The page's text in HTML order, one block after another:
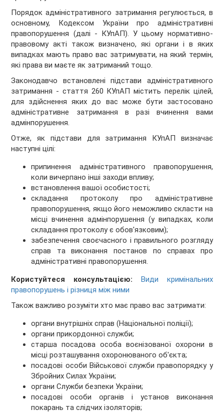
Порядок адміністративного затримання регулюється, в
основному, Кодексом України про адміністративні
правопорушення (далі - КУпАП). У цьому нормативно-
правовому акті також визначено, які органи і в яких
випадках мають право вас затримувати, на який термін,
які права ви маєте як затриманий тощо.
Законодавчо встановлені підстави адміністративного
затримання - стаття 260 КУпАП містить перелік цілей,
для здійснення яких до вас може бути застосовано
адміністративне затримання в разі вчинення вами
адмінпорушення.
Отже, як підстави для затримання КУпАП визначає
наступні цілі:
припинення адміністративного правопорушення,
коли вичерпано інші заходи впливу;
встановлення вашої особистості;
складання протоколу про адміністративне
правопорушення, якщо його неможливо скласти на
місці вчинення адмінпорушення (у випадках, коли
складання протоколу є обов'язковим);
забезпечення своєчасного і правильного розгляду
справ та виконання постанов по справах про
адміністративні правопорушення.
Користуйтеся консультацією:
Види кримінальних
правопорушень і різниця між ними
Також важливо розуміти хто має право вас затримати:
органи внутрішніх справ (Національної поліції);
органи прикордонної служби;
старша посадова особа воєнізованої охорони в
місці розташування охоронюваного об'єкта;
посадові особи Військової служби правопорядку у
Збройних Силах України;
органи Служби безпеки України;
посадові особи органів і установ виконання
покарань та слідчих ізоляторів;